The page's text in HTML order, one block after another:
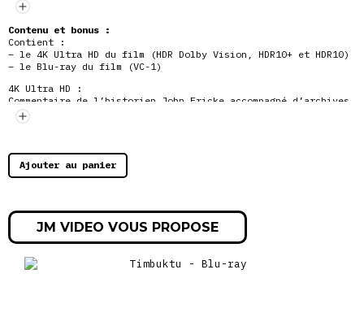
Contenu et bonus :
Contient :
– le 4K Ultra HD du film (HDR Dolby Vision, HDR10+ et HDR10)
– le Blu-ray du film (VC-1)
4K Ultra HD :
Commentaire de l’historien John Fricke accompagné d’archives
audio (VO non sous-titrée)
« The Wonderful Wizard of Oz : la réalisation d’un
Blu-ray :
Commentaire de l’historien John Fricke accompagné d’archives
classique » : making of (1990, 50’49 », VOST)
« Storybook The Wonderful Wizard of Oz » : histoire racontée
(10’27 », VOST)
« Nous n’avons pas été présentés officiellement… » :
portraits des acteurs (21’23 », VOST)
Piste audio avec musique et bruitages (Dolby Digital 1.0)
Ajouter au panier
JM VIDEO VOUS PROPOSE